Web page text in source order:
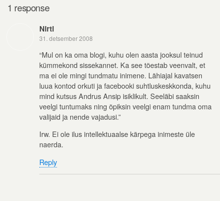
1 response
Nirti
31. detsember 2008
“Mul on ka oma blogi, kuhu olen aasta jooksul teinud
kümmekond sissekannet. Ka see tõestab veenvalt, et
ma ei ole mingi tundmatu inimene. Lähiajal kavatsen
luua kontod orkuti ja facebooki suhtluskeskkonda, kuhu
mind kutsus Andrus Ansip isiklikult. Seeläbi saaksin
veelgi tuntumaks ning õpiksin veelgi enam tundma oma
valijaid ja nende vajadusi.”
Irw. Ei ole ilus intellektuaalse kärpega inimeste üle
naerda.
Reply